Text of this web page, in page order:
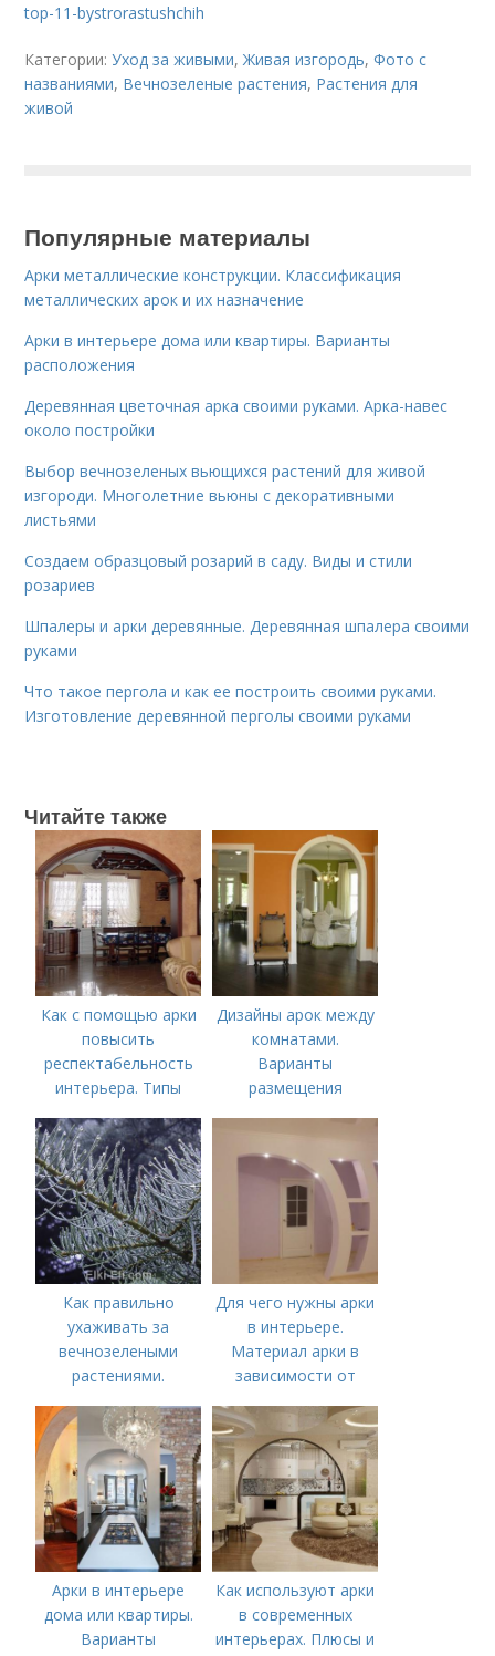
top-11-bystrorastushchih
Категории:Уход за живыми,Живая изгородь,Фото с
названиями, Вечнозеленые растения, Растения для
живой
Популярные материалы
Арки металлические конструкции. Классификация
металлических арок и их назначение
Арки в интерьере дома или квартиры. Варианты
расположения
Деревянная цветочная арка своими руками. Арка-навес
около постройки
Выбор вечнозеленых вьющихся растений для живой
изгороди. Многолетние вьюны с декоративными
листьями
Создаем образцовый розарий в саду. Виды и стили
розариев
Шпалеры и арки деревянные. Деревянная шпалера своими
руками
Что такое пергола и как ее построить своими руками.
Изготовление деревянной перголы своими руками
Читайте также
Как с помощью арки
повысить
респектабельность
интерьера. Типы
используют в
интерьере квартиры
Дизайны арок между
комнатами.
Варианты
размещения
Как правильно
ухаживать за
вечнозелеными
растениями.
изгороди
Для чего нужны арки
в интерьере.
Материал арки в
зависимости от
Арки в интерьере
дома или квартиры.
Варианты
Как используют арки
в современных
интерьерах. Плюсы и